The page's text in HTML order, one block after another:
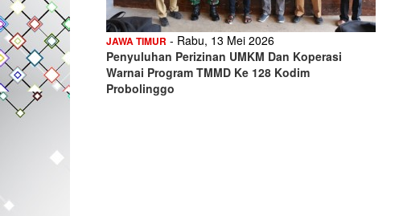
JAWA TIMUR - Rabu, 13 Mei 2026
Penyuluhan Perizinan UMKM Dan Koperasi
Warnai Program TMMD Ke 128 Kodim
Probolinggo